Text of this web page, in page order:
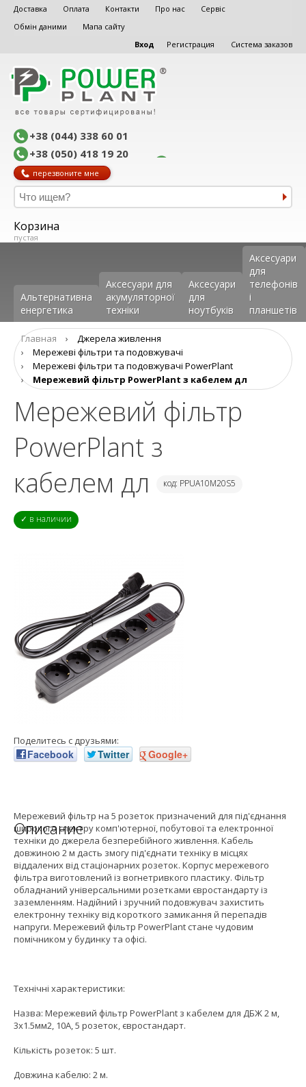
Доставка Оплата Контакти Про нас
Сервіс
Обмін даними
Мапа сайту
Вход
Регистрация Система заказов
+38 (044) 338 60 01
+38 (050) 418 19 20
перезвоните мне
Корзина
пустая
Альтернативна
енергетика
Аксесуари для
акумуляторної
техніки
Аксесуари
для
ноутбуків
Аксеcуари
для
телефонів
і
планшетів
Главная ›
Джерела живлення
›
Мережеві фільтри та подовжувачі
›
Мережеві фільтри та подовжувачі PowerPlant
›
Мережевий фільтр PowerPlant з кабелем дл
Мережевий фільтр
PowerPlant з
кабелем дл
код: PPUA10M20S5
✓ в наличии
Поделитесь с друзьями:
Facebook Twitter Google+
Описание
Мережевий фільтр на 5 розеток призначений для під'єднання
широкого спектру комп'ютерної, побутової та електронної
техніки до джерела безперебійного живлення. Кабель
довжиною 2 м дасть змогу під'єднати техніку в місцях
віддалених від стаціонарних розеток. Корпус мережевого
фільтра виготовлений із вогнетривкого пластику. Фільтр
обладнаний універсальними розетками євростандарту із
заземленням. Надійний і зручний подовжувач захистить
електронну техніку від короткого замикання й перепадів
напруги. Мережевий фільтр PowerPlant стане чудовим
помічником у будинку та офісі.
Технічні характеристики:
Назва: Мережевий фільтр PowerPlant з кабелем для ДБЖ 2 м,
3x1.5мм2, 10А, 5 розеток, євростандарт.
Кількість розеток: 5 шт.
Довжина кабелю: 2 м.